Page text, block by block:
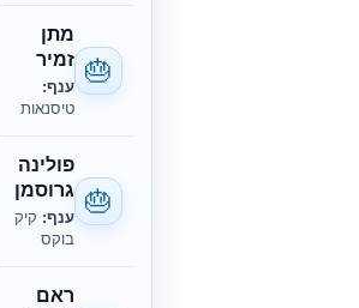
🎂
מתן
זמיר
ענף:
טיסנאות
🎂
פולינה
גרוסמן
ענף: קיק
בוקס
ראם